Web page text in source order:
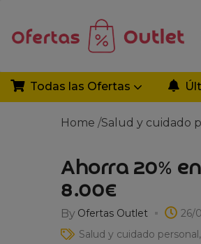
Todas las Ofertas
Home /Salud y cuidado
Ahorra 20%
8.00€
By Ofertas Outlet 26/
Salud y cuidado personal